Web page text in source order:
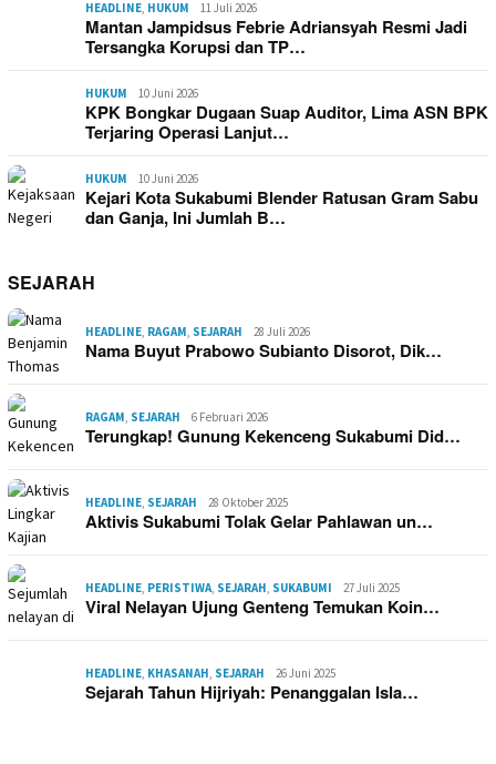
HEADLINE, HUKUM 11 Juli 2026
Mantan Jampidsus Febrie Adriansyah Resmi Jadi
Tersangka Korupsi dan TP…
HUKUM 10 Juni 2026
KPK Bongkar Dugaan Suap Auditor, Lima ASN BPK
Terjaring Operasi Lanjut…
HUKUM 10 Juni 2026
Kejari Kota Sukabumi Blender Ratusan Gram Sabu
dan Ganja, Ini Jumlah B…
SEJARAH
HEADLINE, RAGAM, SEJARAH 28 Juli 2026
Nama Buyut Prabowo Subianto Disorot, Dik…
RAGAM, SEJARAH 6 Februari 2026
Terungkap! Gunung Kekenceng Sukabumi Did…
HEADLINE, SEJARAH 28 Oktober 2025
Aktivis Sukabumi Tolak Gelar Pahlawan un…
HEADLINE, PERISTIWA, SEJARAH, SUKABUMI 27 Juli 2025
Viral Nelayan Ujung Genteng Temukan Koin…
HEADLINE, KHASANAH, SEJARAH 26 Juni 2025
Sejarah Tahun Hijriyah: Penanggalan Isla…